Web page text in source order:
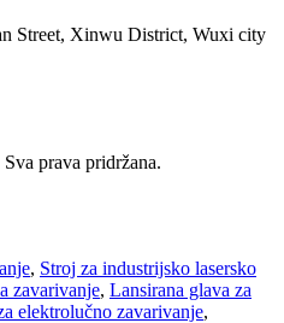
Street, Xinwu District, Wuxi city
prava pridržana.
, Stroj za industrijsko lasersko
zavarivanje, Lansirana glava za
elektrolučno zavarivanje,